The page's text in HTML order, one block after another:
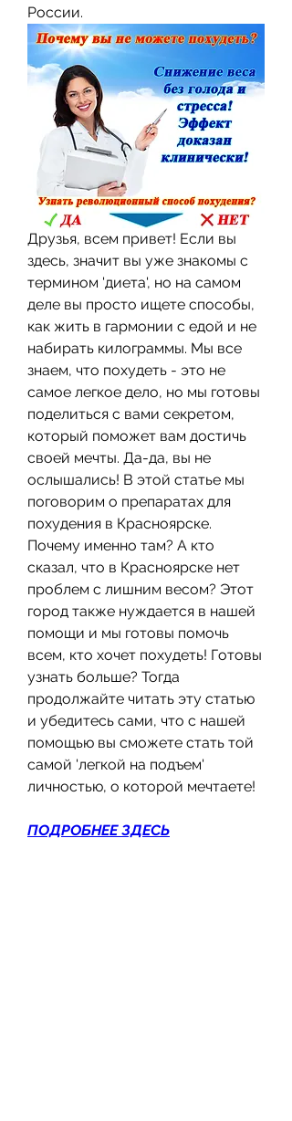
России.
Друзья, всем привет! Если вы
здесь, значит вы уже знакомы с
термином 'диета', но на самом
деле вы просто ищете способы,
как жить в гармонии с едой и не
набирать килограммы. Мы все
знаем, что похудеть - это не
самое легкое дело, но мы готовы
поделиться с вами секретом,
который поможет вам достичь
своей мечты. Да-да, вы не
ослышались! В этой статье мы
поговорим о препаратах для
похудения в Красноярске.
Почему именно там? А кто
сказал, что в Красноярске нет
проблем с лишним весом? Этот
город также нуждается в нашей
помощи и мы готовы помочь
всем, кто хочет похудеть! Готовы
узнать больше? Тогда
продолжайте читать эту статью
и убедитесь сами, что с нашей
помощью вы сможете стать той
самой 'легкой на подъем'
личностью, о которой мечтаете!
ПОДРОБНЕЕ ЗДЕСЬ